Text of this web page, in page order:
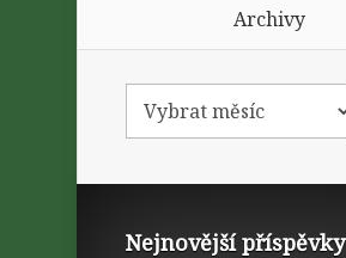
Archivy
Nejnovější příspěvky